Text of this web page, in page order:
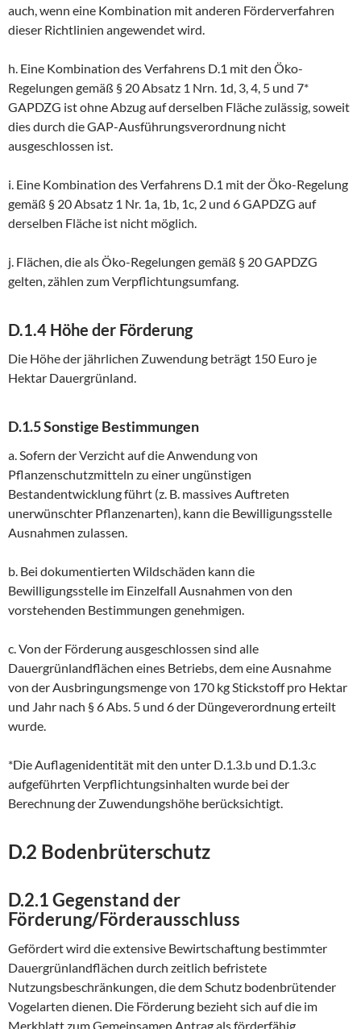
auch, wenn eine Kombination mit anderen Förderverfahren
dieser Richtlinien angewendet wird.
h. Eine Kombination des Verfahrens D.1 mit den Öko-
Regelungen gemäß § 20 Absatz 1 Nrn. 1d, 3, 4, 5 und 7*
GAPDZG ist ohne Abzug auf derselben Fläche zulässig, soweit
dies durch die GAP-Ausführungsverordnung nicht
ausgeschlossen ist.
i. Eine Kombination des Verfahrens D.1 mit der Öko-Regelung
gemäß § 20 Absatz 1 Nr. 1a, 1b, 1c, 2 und 6 GAPDZG auf
derselben Fläche ist nicht möglich.
j. Flächen, die als Öko-Regelungen gemäß § 20 GAPDZG
gelten, zählen zum Verpflichtungsumfang.
D.1.4 Höhe der Förderung
Die Höhe der jährlichen Zuwendung beträgt 150 Euro je
Hektar Dauergrünland.
D.1.5 Sonstige Bestimmungen
a. Sofern der Verzicht auf die Anwendung von
Pflanzenschutzmitteln zu einer ungünstigen
Bestandentwicklung führt (z. B. massives Auftreten
unerwünschter Pflanzenarten), kann die Bewilligungsstelle
Ausnahmen zulassen.
b. Bei dokumentierten Wildschäden kann die
Bewilligungsstelle im Einzelfall Ausnahmen von den
vorstehenden Bestimmungen genehmigen.
c. Von der Förderung ausgeschlossen sind alle
Dauergrünlandflächen eines Betriebs, dem eine Ausnahme
von der Ausbringungsmenge von 170 kg Stickstoff pro Hektar
und Jahr nach § 6 Abs. 5 und 6 der Düngeverordnung erteilt
wurde.
*Die Auflagenidentität mit den unter D.1.3.b und D.1.3.c
aufgeführten Verpflichtungsinhalten wurde bei der
Berechnung der Zuwendungshöhe berücksichtigt.
D.2 Bodenbrüterschutz
D.2.1 Gegenstand der
Förderung/Förderausschluss
Gefördert wird die extensive Bewirtschaftung bestimmter
Dauergrünlandflächen durch zeitlich befristete
Nutzungsbeschränkungen, die dem Schutz bodenbrütender
Vogelarten dienen. Die Förderung bezieht sich auf die im
Merkblatt zum Gemeinsamen Antrag als förderfähig